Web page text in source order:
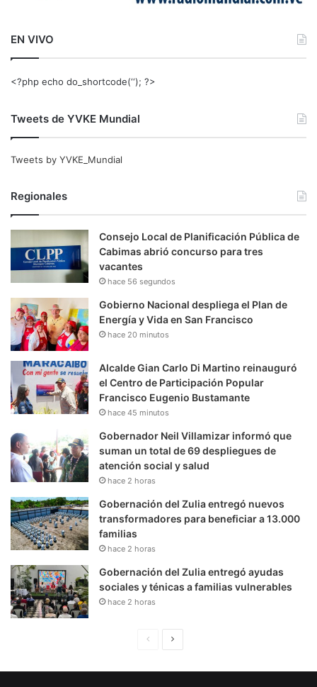
EN VIVO
<?php echo do_shortcode(‘‘); ?>
Tweets de YVKE Mundial
Tweets by YVKE_Mundial
Regionales
Consejo Local de Planificación Pública de
Cabimas abrió concurso para tres
vacantes
hace 56 segundos
Gobierno Nacional despliega el Plan de
Energía y Vida en San Francisco
hace 20 minutos
Alcalde Gian Carlo Di Martino reinauguró
el Centro de Participación Popular
Francisco Eugenio Bustamante
hace 45 minutos
Gobernador Neil Villamizar informó que
suman un total de 69 despliegues de
atención social y salud
hace 2 horas
Gobernación del Zulia entregó nuevos
transformadores para beneficiar a 13.000
familias
hace 2 horas
Gobernación del Zulia entregó ayudas
sociales y ténicas a familias vulnerables
hace 2 horas